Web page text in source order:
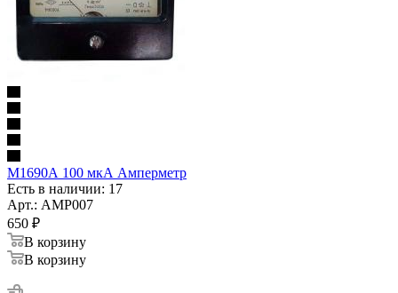
М1690А 100 мкА Амперметр
Есть в наличии: 17
Арт.: AMP007
650 ₽
В корзину
В корзину